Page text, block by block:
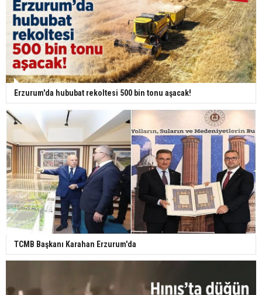
Erzurum'da hububat rekoltesi 500 bin tonu aşacak!
TCMB Başkanı Karahan Erzurum'da